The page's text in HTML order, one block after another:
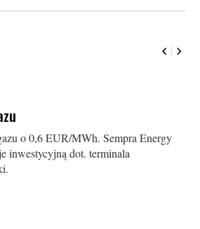
o 0,6 EUR/MWh. Sempra Energy
inwestycyjną dot. terminala